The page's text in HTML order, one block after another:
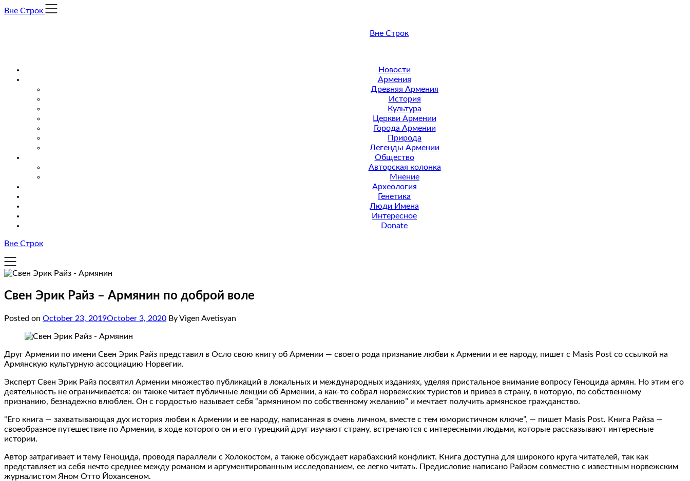
Skip
Вне Строк
Вне Строк
Новости
Армения
Древняя Армения
История
Культура
Церкви Армении
Города Армении
Природа
Легенды Армении
Общество
Авторская колонка
Мнение
Археология
Генетика
Люди Имена
Интересное
Donate
Вне Строк
Свен Эрик Райз – Армянин по доброй воле
Posted on October 23, 2019October 3, 2020 By Vigen Avetisyan
Друг Армении по имени Свен Эрик Райз представил в Осло свою книгу об Армении — своего рода признание любви к Армении и ее народу, пишет с Masis Post со ссылкой на
Армянскую культурную ассоциацию Норвегии.
Эксперт Свен Эрик Райз посвятил Армении множество публикаций в локальных и международных изданиях, уделяя пристальное внимание вопросу Геноцида армян. Но этим его
деятельность не ограничивается: oн также читает публичные лекции об Армении, а как-то собрал норвежских туристов и привез в страну, в которую, по собственному
признанию, безнадежно влюблен. Он с гордостью называет себя “армянином по собственному желанию” и мечтает получить армянское гражданство.
“Его книга — захватывающая дух история любви к Армении и ее народу, написанная в очень личном, вместе с тем юмористичном ключе”, — пишет Masis Post. Книга Райза —
своеобразное путешествие по Армении, в ходе которого он и его турецкий друг изучают страну, встречаются с интересными людьми, которые рассказывают интересные
истории.
Автор затрагивает и тему Геноцида, проводя параллели с Холокостом, а также обсуждает карабахский конфликт. Книга доступна для широкого круга читателей, так как
представляет из себя нечто среднее между романом и аргументированным исследованием, ее легко читать. Предисловие написано Райзом совместно с известным норвежским
журналистом Яном Отто Йохансеном.